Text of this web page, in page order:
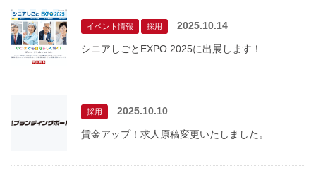
イベント情報 採用 2025.10.14
シニアしごとEXPO 2025に出展します！
採用 2025.10.10
賃金アップ！求人原稿変更いたしました。